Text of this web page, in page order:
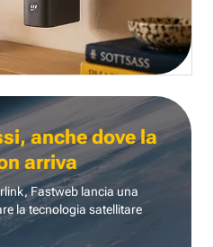
anche dove la
arriva
Fastweb lancia una
la tecnologia satellitare